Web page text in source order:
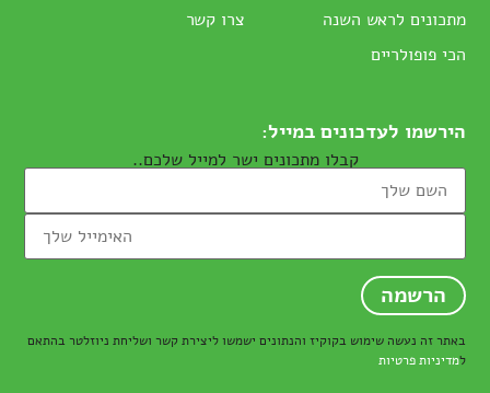
מתכונים לראש השנה
הכי פופולריים
צרו קשר
הירשמו לעדכונים במייל:
קבלו מתכונים ישר למייל שלכם..
באתר זה נעשה שימוש בקוקיז והנתונים ישמשו ליצירת קשר ושליחת ניוזלטר בהתאם
למדיניות פרטיות